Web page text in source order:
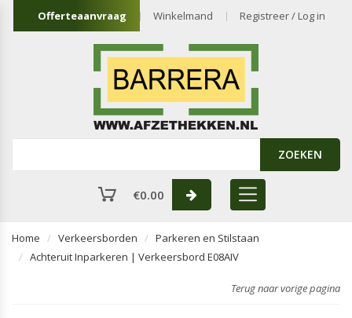
Offerteaanvraag Winkelmand Registreer / Log in
ZOEKEN
€0.00
Home Verkeersborden
Parkeren en Stilstaan
Achteruit Inparkeren | Verkeersbord E08AIV
Terug naar vorige pagina